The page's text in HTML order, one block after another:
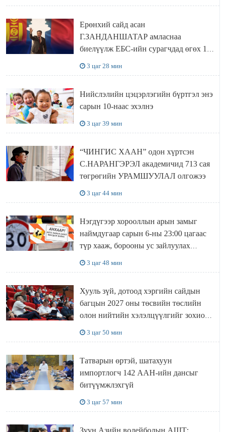
Ерөнхий сайд асан
Г.ЗАНДАНШАТАР амласнаа
биелүүлж ЕБС-ийн сурагчдад өгөх 10.
3 цаг 28 мин
Нийслэлийн цэцэрлэгийн бүртгэл энэ
сарын 10-наас эхэлнэ
3 цаг 39 мин
“ЧИНГИС ХААН” одон хүртсэн
С.НАРАНГЭРЭЛ академичид 713 сая
төгрөгийн УРАМШУУЛАЛ олгожээ
3 цаг 44 мин
Нэгдүгээр хорооллын арын замыг
наймдугаар сарын 6-ны 23:00 цагаас
түр хааж, борооны ус зайлуулах
3 цаг 48 мин
Хууль зүй, дотоод хэргийн сайдын
багцын 2027 оны төсвийн төслийн
олон нийтийн хэлэлцүүлгийг зохион
3 цаг 50 мин
Татварын өртэй, шатахуун
импортлогч 142 ААН-ийн дансыг
битүүмжлэхгүй
3 цаг 57 мин
Зүүн Азийн волейболын АШТ: